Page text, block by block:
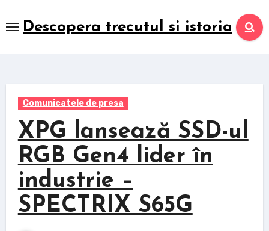
to
Descopera trecutul si istoria
Comunicatele de presa
XPG lansează SSD-ul
RGB Gen4 lider în
industrie –
SPECTRIX S65G